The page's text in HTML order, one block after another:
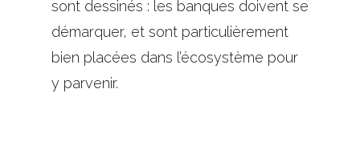
sont dessinés : les banques doivent se
démarquer, et sont particulièrement
bien placées dans l’écosystème pour
y parvenir.